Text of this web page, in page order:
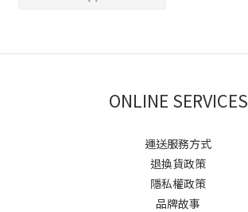
ONLINE SERVICES
運送服務方式
退換貨政策
隱私權政策
品牌故事